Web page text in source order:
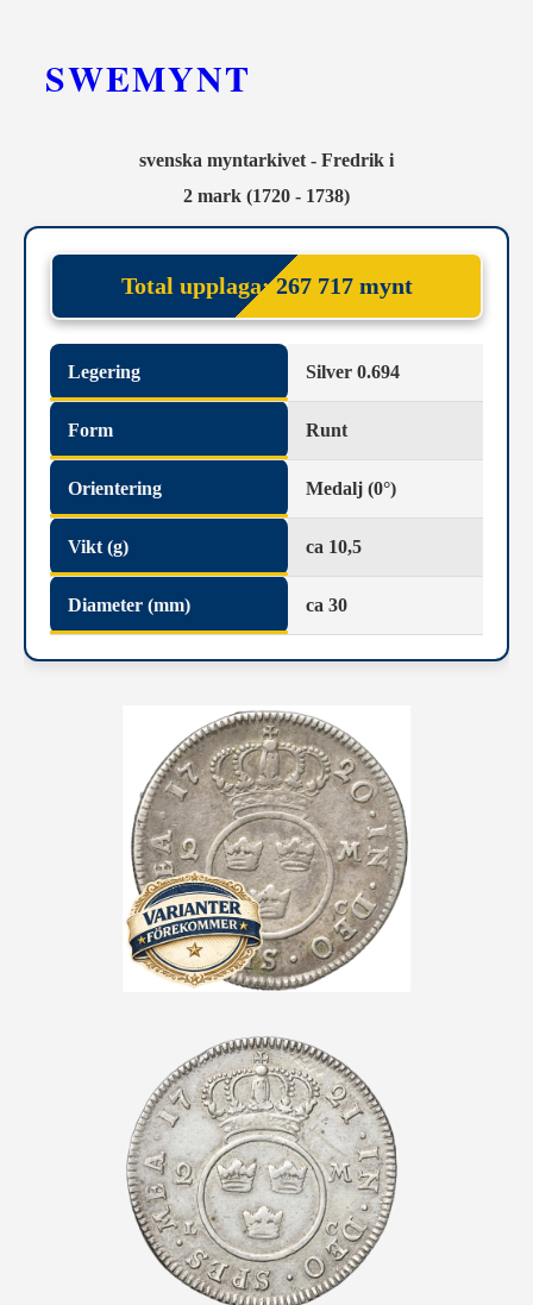
SWEMYNT
svenska myntarkivet - Fredrik i
2 mark (1720 - 1738)
Total upplaga: 267 717 mynt
Legering Silver 0.694
Form Runt
Orientering Medalj (0°)
Vikt (g) ca 10,5
Diameter (mm) ca 30